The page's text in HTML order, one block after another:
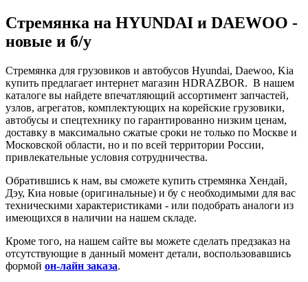
Стремянка на HYUNDAI и DAEWOO -
новые и б/у
Стремянка для грузовиков и автобусов Hyundai, Daewoo, Kia
купить предлагает интернет магазин HDRAZBOR. В нашем
каталоге вы найдете впечатляющий ассортимент запчастей,
узлов, агрегатов, комплектующих на корейские грузовики,
автобусы и спецтехнику по гарантированно низким ценам,
доставку в максимально сжатые сроки не только по Москве и
Московской области, но и по всей территории России,
привлекательные условия сотрудничества.
Обратившись к нам, вы сможете купить стремянка Хендай,
Дэу, Киа новые (оригинальные) и бу с необходимыми для вас
техническими характеристиками - или подобрать аналоги из
имеющихся в наличии на нашем складе.
Кроме того, на нашем сайте вы можете сделать предзаказ на
отсутствующие в данный момент детали, воспользовавшись
формой он-лайн заказа.